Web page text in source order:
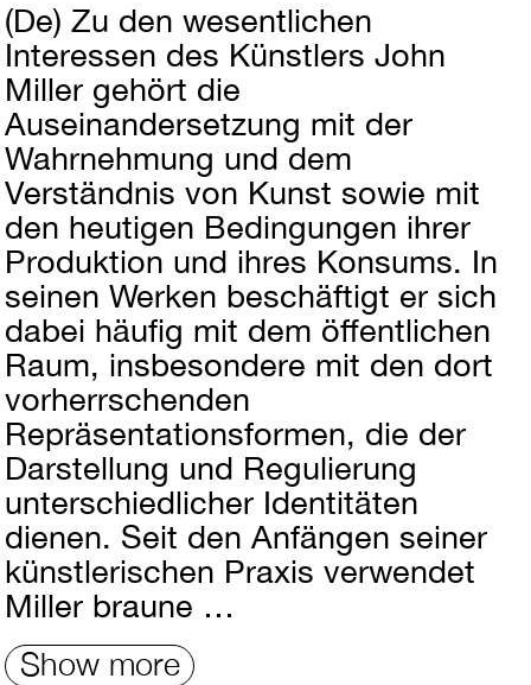
(De) Zu den wesentlichen
Interessen des Künstlers John
Miller gehört die
Auseinandersetzung mit der
Wahrnehmung und dem
Verständnis von Kunst sowie mit
den heutigen Bedingungen ihrer
Produktion und ihres Konsums. In
seinen Werken beschäftigt er sich
dabei häufig mit dem öffentlichen
Raum, insbesondere mit den dort
vorherrschenden
Repräsentationsformen, die der
Darstellung und Regulierung
unterschiedlicher Identitäten
dienen. Seit den Anfängen seiner
künstlerischen Praxis verwendet
Miller braune …
Show more